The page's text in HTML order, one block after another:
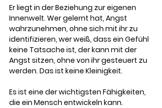
Er liegt in der Beziehung zur eigenen
Innenwelt. Wer gelernt hat, Angst
wahrzunehmen, ohne sich mit ihr zu
identifizieren, wer weiß, dass ein Gefühl
keine Tatsache ist, der kann mit der
Angst sitzen, ohne von ihr gesteuert zu
werden. Das ist keine Kleinigkeit.
Es ist eine der wichtigsten Fähigkeiten,
die ein Mensch entwickeln kann.